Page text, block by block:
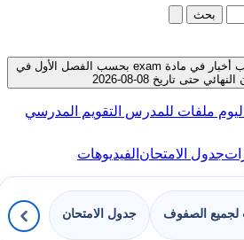
بحث
جميع الملفات المتوفرة بحسب أخبار في مادة exam بحسب الفصل الأول في
حتى تاريخ 08-08-2026
ملفات للمدرس التقويم المدرسي
جدول الامتحانالفيديوهات
لجميع الصفوف جدول الامتحان